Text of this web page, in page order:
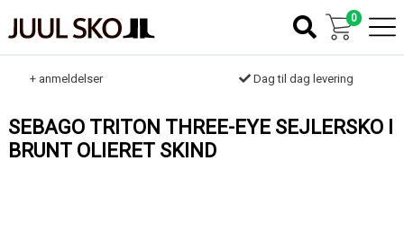
SEBAGO TRITON THREE-EYE SEJLERSKO I
BRUNT OLIERET SKIND
0
+ anmeldelser Dag til dag levering